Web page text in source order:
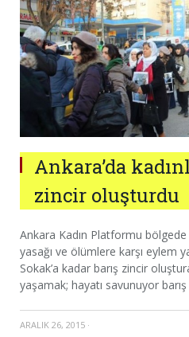
Ankara’da
zincir oluşturdu
Ankara Kadın Platformu
yasağı ve ölümlere karşı eylem
Sokak’a kadar barış zincir
yaşamak; hayatı savunuyor
ARALIK 26, 2015 ·